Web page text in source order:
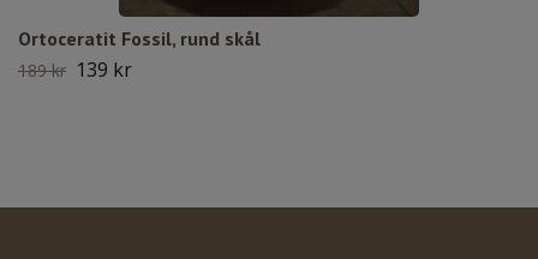
Ortoceratit Fossil, rund skål
189 kr 139 kr